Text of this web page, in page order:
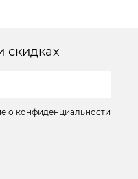
скидках
о конфиденциальности